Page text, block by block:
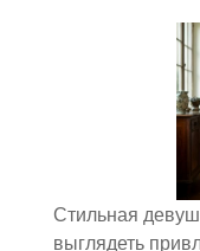
Стильная
выглядеть